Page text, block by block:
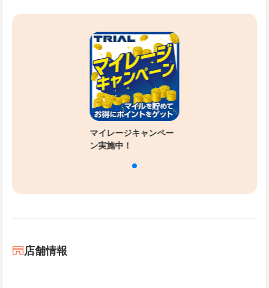
マイレージキャンペー
ン実施中！
店舗情報